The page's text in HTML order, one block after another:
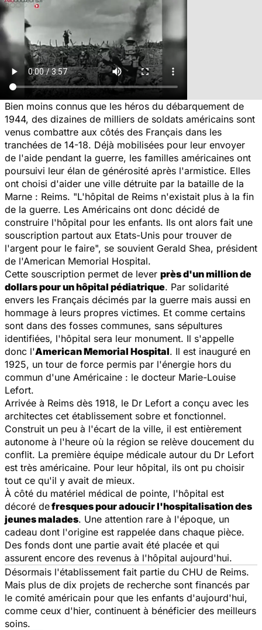
Bien moins connus que les héros du débarquement de
1944, des dizaines de milliers de soldats américains sont
venus combattre aux côtés des Français dans les
tranchées de 14-18. Déjà mobilisées pour leur envoyer
de l'aide pendant la guerre, les familles américaines ont
poursuivi leur élan de générosité après l'armistice. Elles
ont choisi d'aider une ville détruite par la bataille de la
Marne : Reims. "L'hôpital de Reims n'existait plus à la fin
de la guerre. Les Américains ont donc décidé de
construire l'hôpital pour les enfants. Ils ont alors fait une
souscription partout aux Etats-Unis pour trouver de
l'argent pour le faire", se souvient Gerald Shea, président
de l'American Memorial Hospital.
Cette souscription permet de lever près d'un million de
dollars pour un hôpital pédiatrique. Par solidarité
envers les Français décimés par la guerre mais aussi en
hommage à leurs propres victimes. Et comme certains
sont dans des fosses communes, sans sépultures
identifiées, l'hôpital sera leur monument. Il s'appelle
donc l'American Memorial Hospital. Il est inauguré en
1925, un tour de force permis par l'énergie hors du
commun d'une Américaine : le docteur Marie-Louise
Lefort.
Arrivée à Reims dès 1918, le Dr Lefort a conçu avec les
architectes cet établissement sobre et fonctionnel.
Construit un peu à l'écart de la ville, il est entièrement
autonome à l'heure où la région se relève doucement du
conflit. La première équipe médicale autour du Dr Lefort
est très américaine. Pour leur hôpital, ils ont pu choisir
tout ce qu'il y avait de mieux.
À côté du matériel médical de pointe, l'hôpital est
décoré defresques pour adoucir l'hospitalisation des
jeunes malades. Une attention rare à l'époque, un
cadeau dont l'origine est rappelée dans chaque pièce.
Des fonds dont une partie avait été placée et qui
assurent encore des revenus à l'hôpital aujourd'hui.
Désormais l'établissement fait partie du CHU de Reims.
Mais plus de dix projets de recherche sont financés par
le comité américain pour que les enfants d'aujourd'hui,
comme ceux d'hier, continuent à bénéficier des meilleurs
soins.